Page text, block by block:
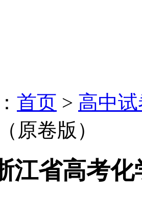
首页 > 高中
原卷版）
江省高考